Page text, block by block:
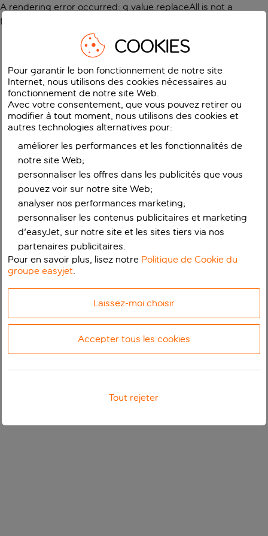
A rendering error occurred: g.value.replaceAll is not a
function
COOKIES
Pour garantir le bon fonctionnement de notre site
Internet, nous utilisons des cookies nécessaires au
fonctionnement de notre site Web.
Avec votre consentement, que vous pouvez retirer ou
modifier à tout moment, nous utilisons des cookies et
autres technologies alternatives pour:
améliorer les performances et les fonctionnalités de
notre site Web;
personnaliser les offres dans les publicités que vous
pouvez voir sur notre site Web;
analyser nos performances marketing;
personnaliser les contenus publicitaires et marketing
d'easyJet, sur notre site et les sites tiers via nos
partenaires publicitaires.
Pour en savoir plus, lisez notre Politique de Cookie du
groupe easyjet.
Laissez-moi choisir
Accepter tous les cookies
Tout rejeter